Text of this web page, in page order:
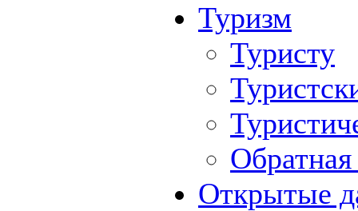
Туризм
Туристу
Обратная
Открытые